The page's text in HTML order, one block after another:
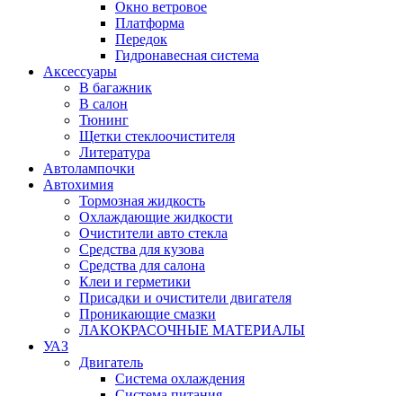
Окно ветровое
Платформа
Передок
Гидронавесная система
Аксессуары
В багажник
В салон
Тюнинг
Щетки стеклоочистителя
Литература
Автолампочки
Автохимия
Тормозная жидкость
Охлаждающие жидкости
Очистители авто стекла
Средства для кузова
Средства для салона
Клеи и герметики
Присадки и очистители двигателя
Проникающие смазки
ЛАКОКРАСОЧНЫЕ МАТЕРИАЛЫ
УАЗ
Двигатель
Система охлаждения